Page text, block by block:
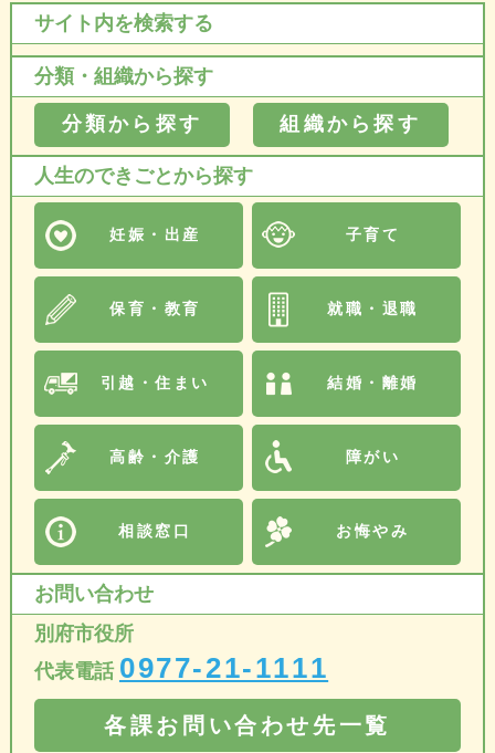
サイト内を検索する
分類・組織から探す
分類から探す 組織から探す
人生のできごとから探す
妊娠・出産 子育て
保育・教育 就職・退職
引越・住まい 結婚・離婚
高齢・介護 障がい
相談窓口 お悔やみ
お問い合わせ
別府市役所
代表電話 0977-21-1111
各課お問い合わせ先一覧